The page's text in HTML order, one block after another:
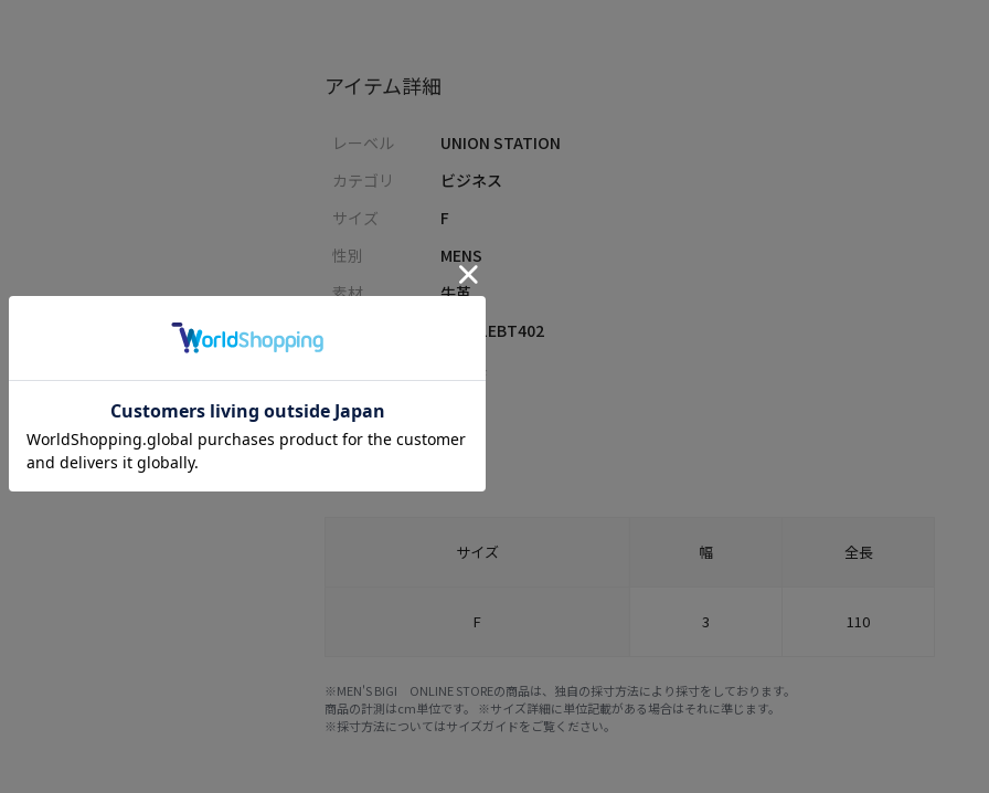
アイテム詳細
レーベル
UNION STATION
カテゴリ
ビジネス
サイズ
F
性別
MENS
素材
牛革
M0841EBT402
日本製
サイズ 幅 全長
F 3 110
※MEN'S BIGI ONLINE STOREの商品は、独自の採寸方法により採寸をしております。
商品の計測はcm単位です。 ※サイズ詳細に単位記載がある場合はそれに準じます。
※採寸方法についてはサイズガイドをご覧ください。